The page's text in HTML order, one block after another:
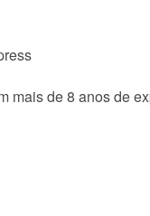
mais de 8 anos de